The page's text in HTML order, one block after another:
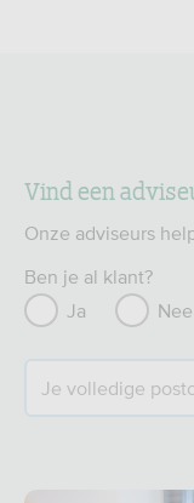
Vind een
Onze adviseurs
Ben je al klant?
Ja
Nee
Je volledige